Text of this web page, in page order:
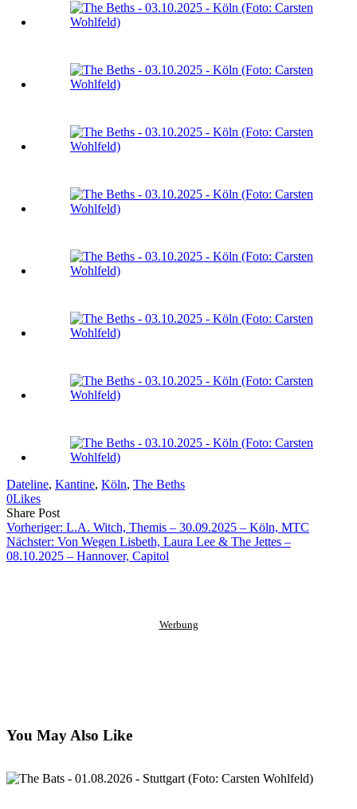
Dateline, Kantine, Köln, The Beths
0Likes
Share PostShare
on
Facebook
Copy
URL
to
clipboard
Send
Link
via
eMail
Vorheriger: L.A. Witch, Themis – 30.09.2025 – Köln, MTC
Nächster: Von Wegen Lisbeth, Laura Lee & The Jettes –
08.10.2025 – Hannover, Capitol
Werbung
You May Also Like